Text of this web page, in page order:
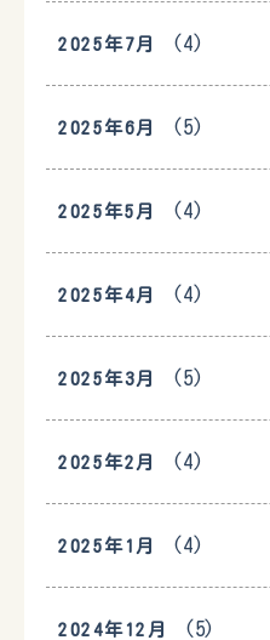
2025年7月 (4)
2025年6月 (5)
2025年5月 (4)
2025年4月 (4)
2025年3月 (5)
2025年2月 (4)
2025年1月 (4)
2024年12月 (5)